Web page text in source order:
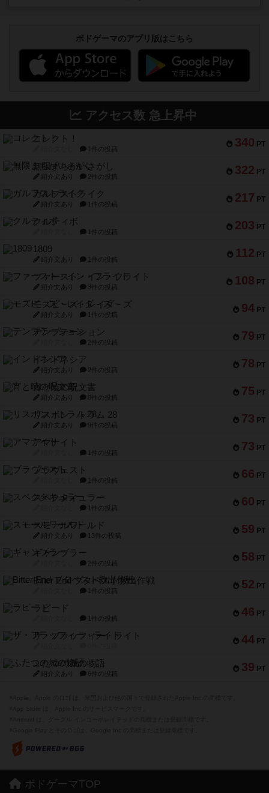
ボドゲーマのアプリ版はこちら
アクセス数 急上昇中
340 PT
コレクト！
1件の投稿
322 PT
無限まちがいさがし
紹介文あり 2件の投稿
217 PT
ガルフストライク
紹介文あり 1件の投稿
203 PT
クルティボ
1件の投稿
112 PT
1809
紹介文あり 1件の投稿
108 PT
ファースト・イン・フライト
紹介文あり 3件の投稿
94 PT
モズビ－ズ・レイダ－ズ
紹介文あり 1件の投稿
79 PT
テンプテーション
2件の投稿
78 PT
インドネシア
紹介文あり 2件の投稿
75 PT
宵と暁の呪文書
紹介文あり 8件の投稿
73 PT
リスボン・トラム 28
紹介文あり 9件の投稿
73 PT
アマナイト
1件の投稿
66 PT
ブラヴェスト
1件の投稿
60 PT
スペクタキュラー
1件の投稿
59 PT
スモールワールド
紹介文あり 13件の投稿
58 PT
ギャンブラー
2件の投稿
52 PT
Bitter End ブタペスト救出作戦
1件の投稿
46 PT
ラピード
1件の投稿
44 PT
ザ・フラッフィー・ライト
39 PT
ふたつの城の物語
紹介文あり 6件の投稿
ボドゲーマTOP